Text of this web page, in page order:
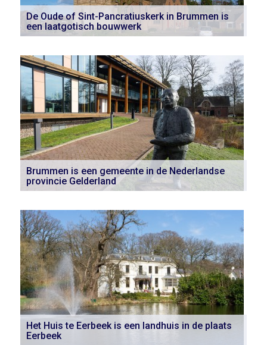
De Oude of Sint-Pancratiuskerk in Brummen is
een laatgotisch bouwwerk
Brummen is een gemeente in de Nederlandse
provincie Gelderland
Het Huis te Eerbeek is een landhuis in de plaats
Eerbeek